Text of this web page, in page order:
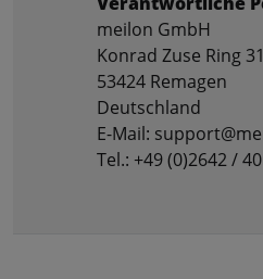
meilon GmbH
Konrad Zuse Ring 31
53424 Remagen
Deutschland
E-Mail:
Tel.: +49 (0)2642 /